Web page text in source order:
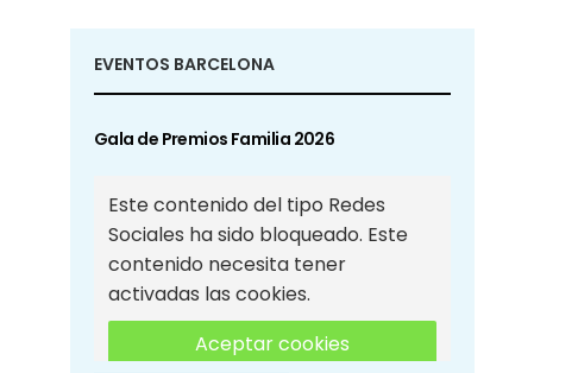
EVENTOS BARCELONA
Gala de Premios Familia 2026
Este contenido del tipo Redes
Sociales ha sido bloqueado. Este
contenido necesita tener
activadas las cookies.
Aceptar cookies